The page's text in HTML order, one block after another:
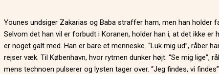
Younes undsiger Zakarias og Baba straffer ham, men han holder
Selvom det han vil er forbudt i Koranen, holder han i, at det ikke er
er noget galt med. Han er bare et menneske. “Luk mig ud”, råber
rejser væk. Til København, hvor rytmen dunker højt. “Se mig lige”,
mens technoen pulserer og lysten tager over. “Jeg findes, vi